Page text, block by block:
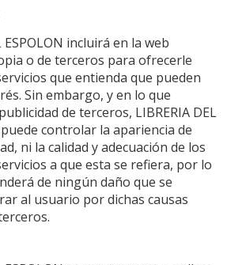
ESPOLON incluirá en la web
o de terceros para ofrecerle
que entienda que pueden
Sin embargo, y en lo que
de terceros, LIBRERIA DEL
controlar la apariencia de
ni la calidad y adecuación de los
a que esta se refiera, por lo
de ningún daño que se
al usuario por dichas causas